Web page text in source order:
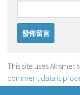
This site uses Akismet
comment data is